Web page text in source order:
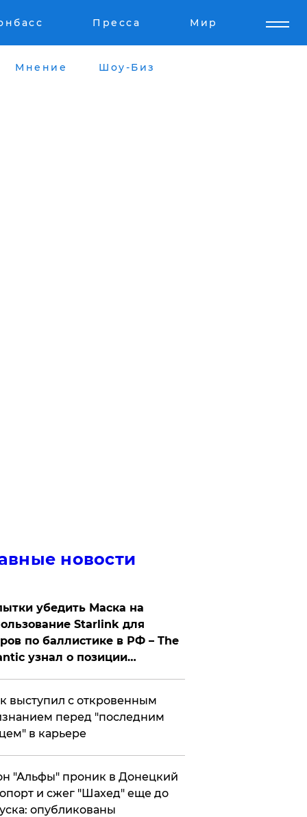
Пресса Мир
Мнение Шоу-Биз
новости
убедить Маска на
Starlink для
по баллистике в РФ – The
узнал о позиции
выступил с откровенным
перед "последним
в карьере
"Альфы" проник в Донецкий
и сжег "Шахед" еще до
опубликованы